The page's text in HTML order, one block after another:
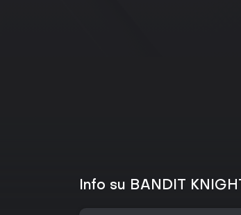
Info su BANDIT KNIGHT